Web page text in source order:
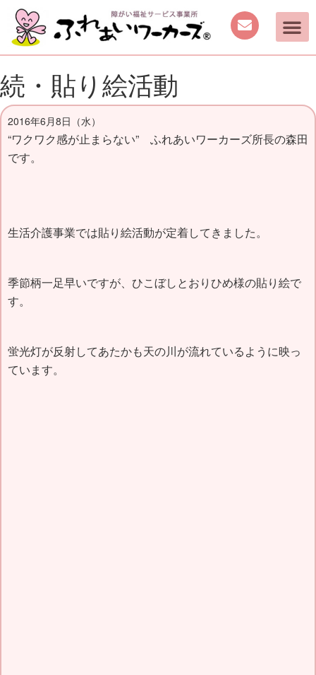
続・貼り絵活動
2016年6月8日（水）
“ワクワク感が止まらない” ふれあいワーカーズ所長の森田
です。
生活介護事業では貼り絵活動が定着してきました。
季節柄一足早いですが、ひこぼしとおりひめ様の貼り絵で
す。
蛍光灯が反射してあたかも天の川が流れているように映っ
ています。